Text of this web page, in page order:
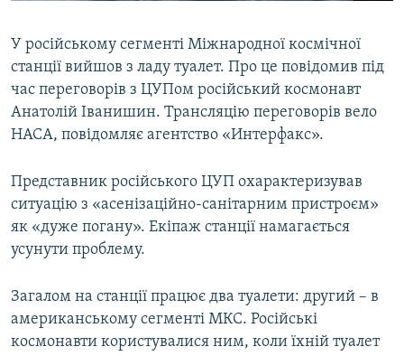
КРИМ РЕАЛІЇ
РУС
УКР
КТАТ
ДОЛУЧАЙСЯ!
Усі сайти RFE/RL
У російському сегменті Міжнародної космічної
станції вийшов з ладу туалет. Про це повідомив під
час переговорів з ЦУПом російський космонавт
Анатолій Іванишин. Трансляцію переговорів вело
НАСА, повідомляє агентство «Интерфакс».
Представник російського ЦУП охарактеризував
ситуацію з «асенізаційно-санітарним пристроєм»
як «дуже погану». Екіпаж станції намагається
усунути проблему.
Загалом на станції працює два туалети: другий – в
американському сегменті МКС. Російські
космонавти користувалися ним, коли їхній туалет